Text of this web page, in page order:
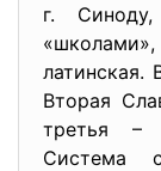
г.
латинская.
Вторая
третья –
Система